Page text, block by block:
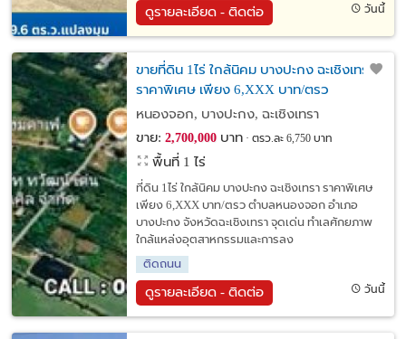
ดูรายละเอียด - ติดต่อ วันนี้
ขายที่ดิน 1ไร่ ใกล้นิคม บางปะกง ฉะเชิงเทรา
ราคาพิเศษ เพียง 6,XXX บาท/ตรว
หนองจอก, บางปะกง, ฉะเชิงเทรา
ขาย: 2,700,000บาท ตรว.ละ 6,750 บาท
พื้นที่ 1 ไร่
ที่ดิน 1ไร่ ใกล้นิคม บางปะกง ฉะเชิงเทรา ราคาพิเศษ
เพียง 6,XXX บาท/ตรว ตำบลหนองจอก อำเภอ
บางปะกง จังหวัดฉะเชิงเทรา จุดเด่น ทำเลศักยภาพ
ใกล้แหล่งอุตสาหกรรมและการลง
ติดถนน
ดูรายละเอียด - ติดต่อ วันนี้